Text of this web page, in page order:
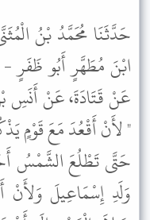
حَدَّثَنَا مُحَمَّدُ بْنُ
ابْنَ مُطَهَّرٍ أَبُو ظَفَرٍ
عَنْ قَتَادَةَ، عَنْ أَنَسِ
" لأَنْ أَقْعُدَ مَعَ قَوْمٍ
حَتَّى تَطْلُعَ الشَّمْسُ
وَلَدِ إِسْمَاعِيلَ